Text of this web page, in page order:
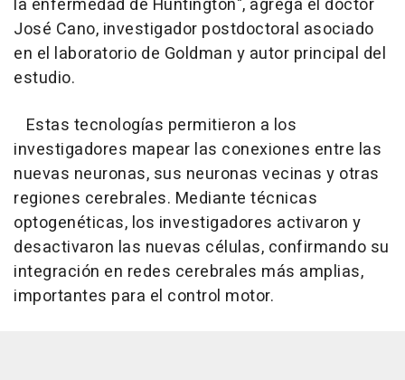
la enfermedad de Huntington", agrega el doctor
José Cano, investigador postdoctoral asociado
en el laboratorio de Goldman y autor principal del
estudio.
Estas tecnologías permitieron a los
investigadores mapear las conexiones entre las
nuevas neuronas, sus neuronas vecinas y otras
regiones cerebrales. Mediante técnicas
optogenéticas, los investigadores activaron y
desactivaron las nuevas células, confirmando su
integración en redes cerebrales más amplias,
importantes para el control motor.